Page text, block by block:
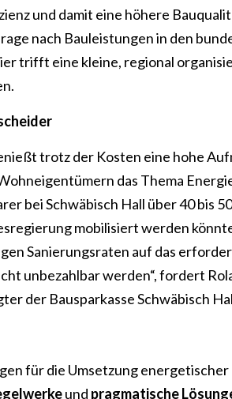
und damit eine höhere
nach Bauleistungen in den
trifft eine kleine, regional
trotz der Kosten eine hohe
das Thema
bei Schwäbisch Hall über 40 bis
mobilisiert werden
Sanierungsraten auf das
unbezahlbar werden“, fordert
der Bausparkasse Schwäbisch
für die Umsetzung
und pragmatische